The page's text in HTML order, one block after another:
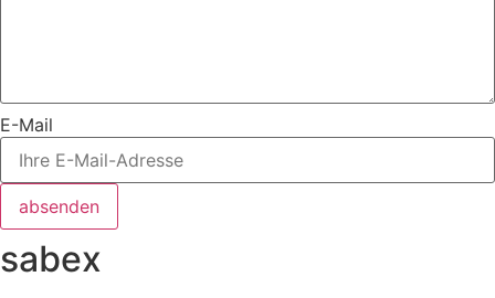
E-Mail
absenden
sabex